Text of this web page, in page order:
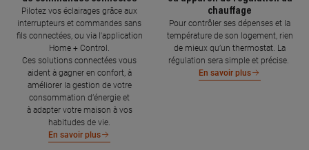
Pilotez vos éclairages grâce aux
interrupteurs et commandes sans
fils connectées, ou via l'application
Home + Control.
Ces solutions connectées vous
aident à gagner en confort, à
améliorer la gestion de votre
consommation d’énergie et
à adapter votre maison à vos
habitudes de vie.
En savoir plus
chauffage
Pour contrôler ses dépenses et la
température de son logement, rien
de mieux qu’un thermostat. La
régulation sera simple et précise.
En savoir plus